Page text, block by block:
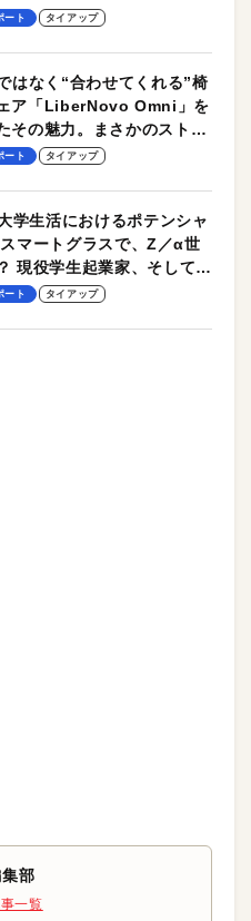
ンプルな操作性がグッド！
ート タイアップ
はなく“合わせてくれる”椅
ア「LiberNovo Omni」を
その魅力。まさかのストレ
ート タイアップ
学生活におけるポテンシャ
マートグラスで、Z／α世
現役学生起業家、そして教
レポート【PR】
ート タイアップ
部
一覧